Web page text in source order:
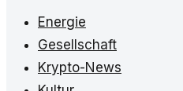
Energie
Gesellschaft
Krypto-News